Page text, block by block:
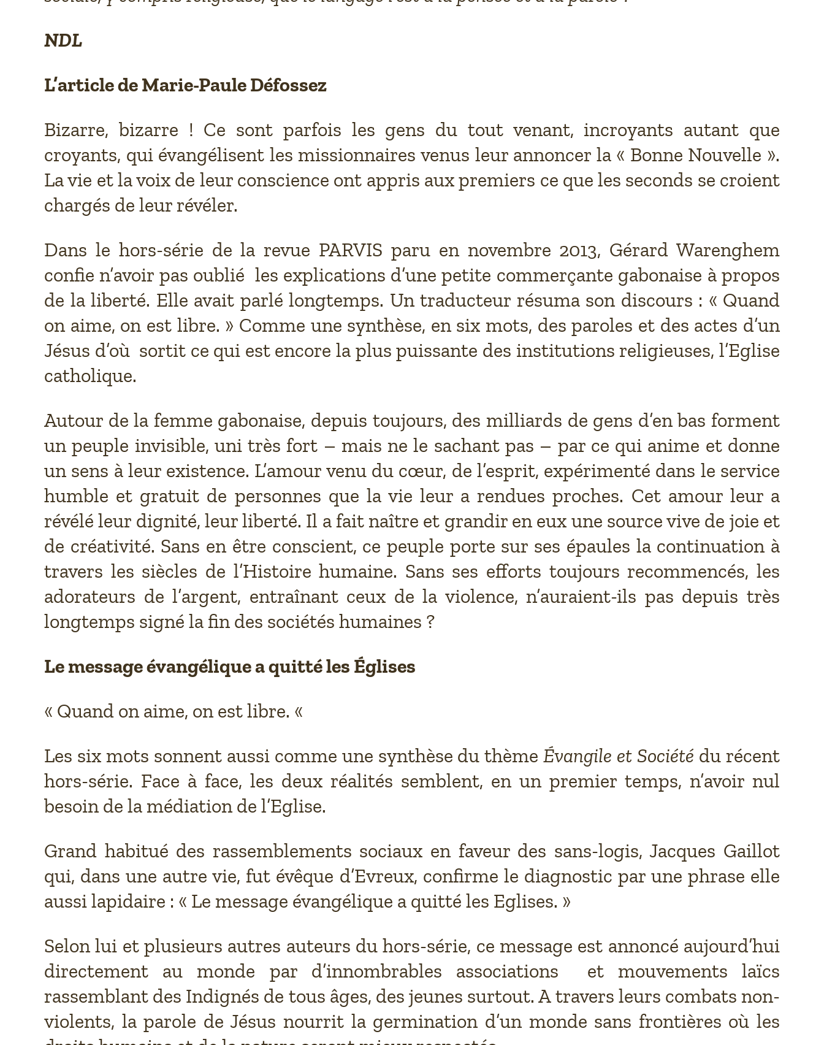
NDL
L’article de Marie-Paule Défossez
Bizarre, bizarre ! Ce sont parfois les gens du tout venant, incroyants autant que
croyants, qui évangélisent les missionnaires venus leur annoncer la « Bonne Nouvelle ».
La vie et la voix de leur conscience ont appris aux premiers ce que les seconds se croient
chargés de leur révéler.
Dans le hors-série de la revue PARVIS paru en novembre 2013, Gérard Warenghem
confie n’avoir pas oublié les explications d’une petite commerçante gabonaise à propos
de la liberté. Elle avait parlé longtemps. Un traducteur résuma son discours : « Quand
on aime, on est libre. » Comme une synthèse, en six mots, des paroles et des actes d’un
Jésus d’où sortit ce qui est encore la plus puissante des institutions religieuses, l’Eglise
catholique.
Autour de la femme gabonaise, depuis toujours, des milliards de gens d’en bas forment
un peuple invisible, uni très fort – mais ne le sachant pas – par ce qui anime et donne
un sens à leur existence. L’amour venu du cœur, de l’esprit, expérimenté dans le service
humble et gratuit de personnes que la vie leur a rendues proches. Cet amour leur a
révélé leur dignité, leur liberté. Il a fait naître et grandir en eux une source vive de joie et
de créativité. Sans en être conscient, ce peuple porte sur ses épaules la continuation à
travers les siècles de l’Histoire humaine. Sans ses efforts toujours recommencés, les
adorateurs de l’argent, entraînant ceux de la violence, n’auraient-ils pas depuis très
longtemps signé la fin des sociétés humaines ?
Le message évangélique a quitté les Églises
« Quand on aime, on est libre. «
Les six mots sonnent aussi comme une synthèse du thèmeÉvangile et Société du récent
hors-série. Face à face, les deux réalités semblent, en un premier temps, n’avoir nul
besoin de la médiation de l’Eglise.
Grand habitué des rassemblements sociaux en faveur des sans-logis, Jacques Gaillot
qui, dans une autre vie, fut évêque d’Evreux, confirme le diagnostic par une phrase elle
aussi lapidaire : « Le message évangélique a quitté les Eglises. »
Selon lui et plusieurs autres auteurs du hors-série, ce message est annoncé aujourd’hui
directement au monde par d’innombrables associations et mouvements laïcs
rassemblant des Indignés de tous âges, des jeunes surtout. A travers leurs combats non-
violents, la parole de Jésus nourrit la germination d’un monde sans frontières où les